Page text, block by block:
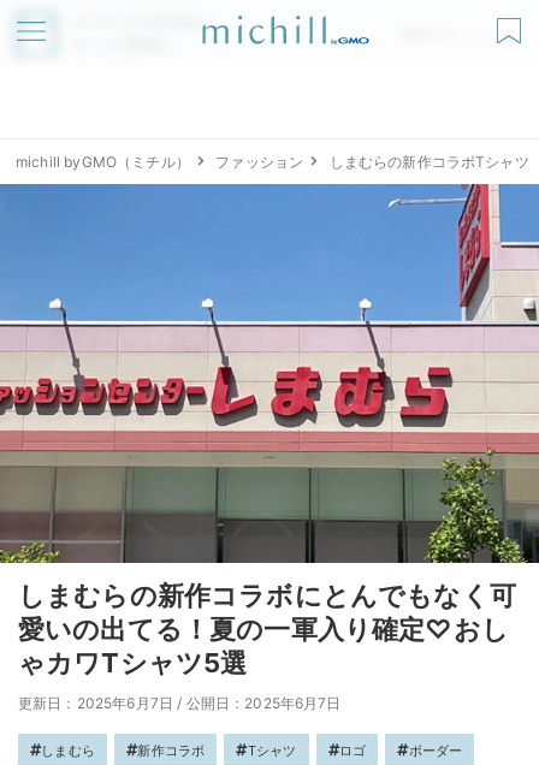
アプリでmichillが
無料ダウンロード
michill byGMO（ミチル） ファッション しまむらの新作コラボTシャツ
しまむらの新作コラボにとんでもなく可
愛いの出てる！夏の一軍入り確定♡おし
ゃカワTシャツ5選
更新日：2025年6月7日 / 公開日：2025年6月7日
しまむら 新作コラボ Tシャツ ロゴ ボーダー